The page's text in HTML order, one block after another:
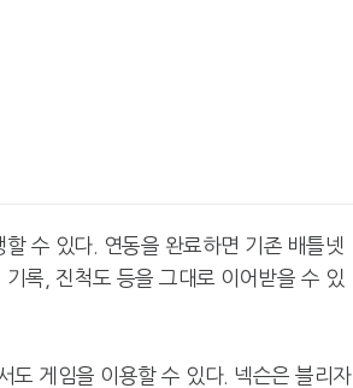
수 있다. 연동을 완료하면 기존 배틀넷
록, 진척도 등을 그대로 이어받을 수 있
도 게임을 이용할 수 있다. 넥슨은 블리자